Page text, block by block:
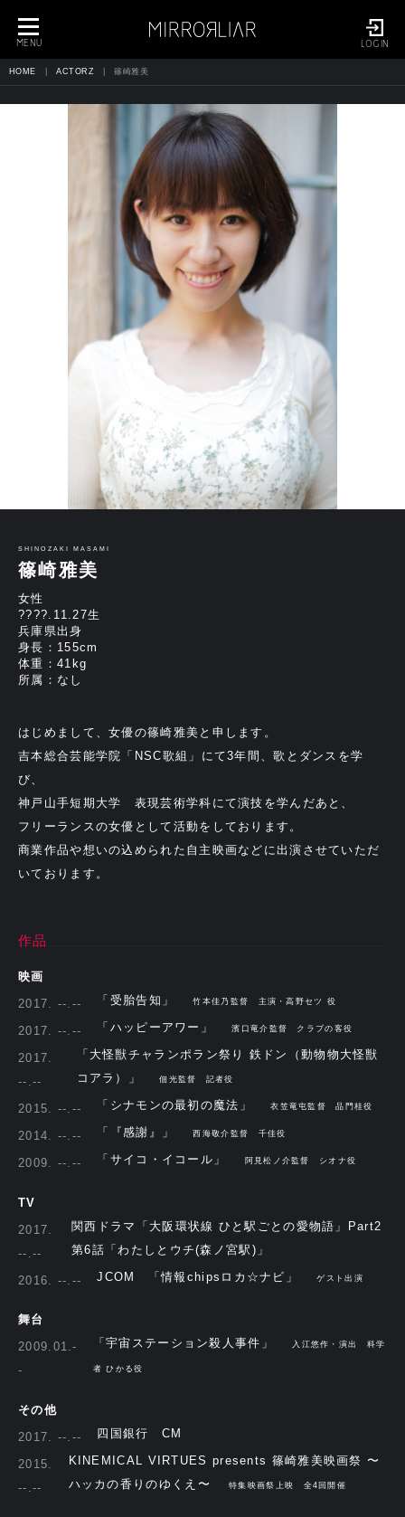
LOGIN
toggle
navigation
MENU
HOME ACTORZ 篠崎雅美
SHINOZAKI MASAMI
篠崎雅美
女性
????.11.27生
兵庫県出身
身長：155cm
体重：41kg
所属：なし
はじめまして、女優の篠崎雅美と申します。
吉本総合芸能学院「NSC歌組」にて3年間、歌とダンスを学
び、
神戸山手短期大学 表現芸術学科にて演技を学んだあと、
フリーランスの女優として活動をしております。
商業作品や想いの込められた自主映画などに出演させていただ
いております。
作品
映画
2017. --.--
「受胎告知」 竹本佳乃監督 主演・高野セツ 役
2017. --.-- 「ハッピーアワー」 濱口竜介監督 クラブの客役
2017.
--.--
「大怪獣チャランポラン祭り 鉄ドン（動物物大怪獣
コアラ）」
佃光監督 記者役
2015. --.-- 「シナモンの最初の魔法」 衣笠竜屯監督 品門桂役
2014. --.-- 「『感謝』」 西海敬介監督 千佳役
2009. --.-- 「サイコ・イコール」 阿見松ノ介監督 シオナ役
TV
2017.
--.--
関西ドラマ「大阪環状線 ひと駅ごとの愛物語」Part2
第6話「わたしとウチ(森ノ宮駅)」
2016. --.-- JCOM 「情報chipsロカ☆ナビ」 ゲスト出演
舞台
2009.01.-
-
「宇宙ステーション殺人事件」 入江悠作・演出 科学
者 ひかる役
その他
2017. --.--
四国銀行 CM
2015.
--.--
KINEMICAL VIRTUES presents 篠崎雅美映画祭 〜
ハッカの香りのゆくえ〜
特集映画祭上映 全4回開催